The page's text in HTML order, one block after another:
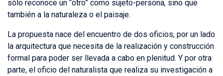
sólo reconoce un “otro” como sujeto-persona, sino que
también a la naturaleza o el paisaje.
La propuesta nace del encuentro de dos oficios, por un lado
la arquitectura que necesita de la realización y construcción
formal para poder ser llevada a cabo en plenitud. Y por otra
parte, el oficio del naturalista que realiza su investigación a